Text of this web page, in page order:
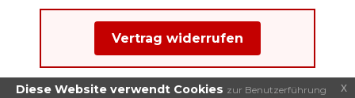
Vertrag widerrufen
Diese Website verwendt Cookies zur Benutzerführung
x